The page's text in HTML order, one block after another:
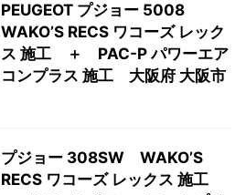
PEUGEOT プジョー 5008
WAKO’S RECS ワコーズ レック
ス 施工 ＋ PAC-P パワーエア
コンプラス 施工 大阪府 大阪市
プジョー 308SW WAKO’S
RECS ワコーズ レックス 施工